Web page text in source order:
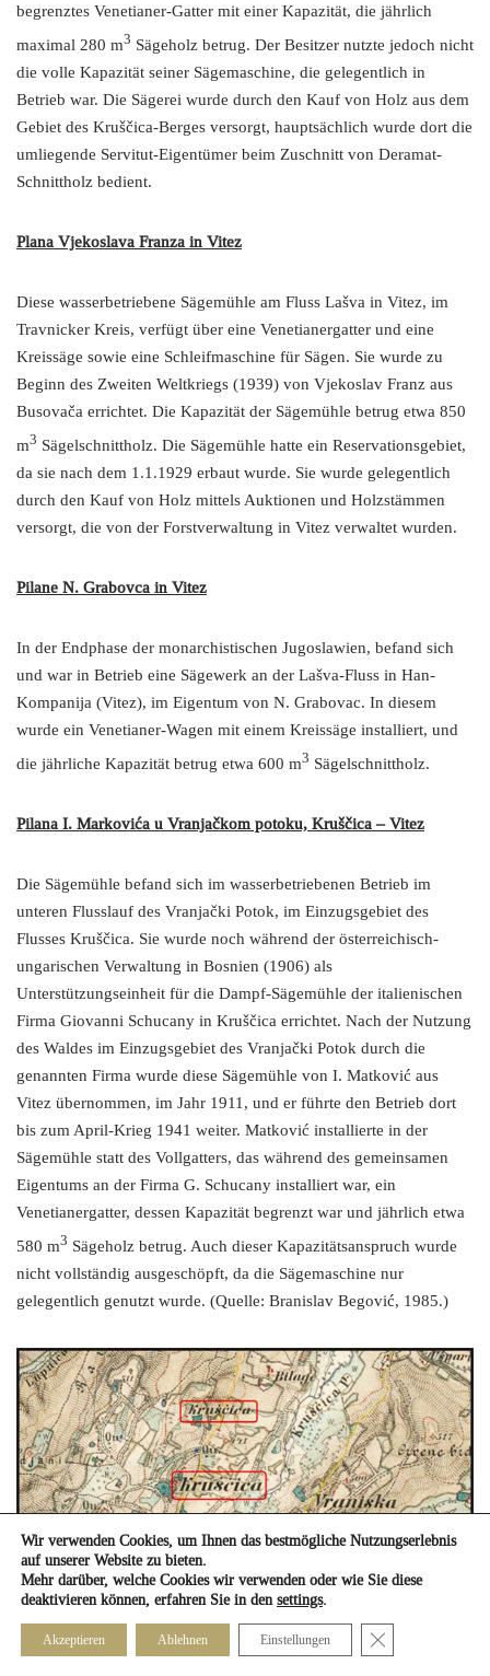
begrenztes Venetianer-Gatter mit einer Kapazität, die jährlich
maximal 280 m3 Sägeholz betrug. Der Besitzer nutzte jedoch nicht
die volle Kapazität seiner Sägemaschine, die gelegentlich in
Betrieb war. Die Sägerei wurde durch den Kauf von Holz aus dem
Gebiet des Kruščica-Berges versorgt, hauptsächlich wurde dort die
umliegende Servitut-Eigentümer beim Zuschnitt von Deramat-
Schnittholz bedient.
Plana Vjekoslava Franza in Vitez
Diese wasserbetriebene Sägemühle am Fluss Lašva in Vitez, im
Travnicker Kreis, verfügt über eine Venetianergatter und eine
Kreissäge sowie eine Schleifmaschine für Sägen. Sie wurde zu
Beginn des Zweiten Weltkriegs (1939) von Vjekoslav Franz aus
Busovača errichtet. Die Kapazität der Sägemühle betrug etwa 850
m3 Sägelschnittholz. Die Sägemühle hatte ein Reservationsgebiet,
da sie nach dem 1.1.1929 erbaut wurde. Sie wurde gelegentlich
durch den Kauf von Holz mittels Auktionen und Holzstämmen
versorgt, die von der Forstverwaltung in Vitez verwaltet wurden.
Pilane N. Grabovca in Vitez
In der Endphase der monarchistischen Jugoslawien, befand sich
und war in Betrieb eine Sägewerk an der Lašva-Fluss in Han-
Kompanija (Vitez), im Eigentum von N. Grabovac. In diesem
wurde ein Venetianer-Wagen mit einem Kreissäge installiert, und
die jährliche Kapazität betrug etwa 600 m3 Sägelschnittholz.
Pilana I. Markovića u Vranjačkom potoku, Kruščica – Vitez
Die Sägemühle befand sich im wasserbetriebenen Betrieb im
unteren Flusslauf des Vranjački Potok, im Einzugsgebiet des
Flusses Kruščica. Sie wurde noch während der österreichisch-
ungarischen Verwaltung in Bosnien (1906) als
Unterstützungseinheit für die Dampf-Sägemühle der italienischen
Firma Giovanni Schucany in Kruščica errichtet. Nach der Nutzung
des Waldes im Einzugsgebiet des Vranjački Potok durch die
genannten Firma wurde diese Sägemühle von I. Matković aus
Vitez übernommen, im Jahr 1911, und er führte den Betrieb dort
bis zum April-Krieg 1941 weiter. Matković installierte in der
Sägemühle statt des Vollgatters, das während des gemeinsamen
Eigentums an der Firma G. Schucany installiert war, ein
Venetianergatter, dessen Kapazität begrenzt war und jährlich etwa
580 m3 Sägeholz betrug. Auch dieser Kapazitätsanspruch wurde
nicht vollständig ausgeschöpft, da die Sägemaschine nur
gelegentlich genutzt wurde. (Quelle: Branislav Begović, 1985.)
Wir verwenden Cookies, um Ihnen das bestmögliche Nutzungserlebnis
auf unserer Website zu bieten.
Mehr darüber, welche Cookies wir verwenden oder wie Sie diese
deaktivieren können, erfahren Sie in den settings.
Akzeptieren Ablehnen Einstellungen Close GDPR